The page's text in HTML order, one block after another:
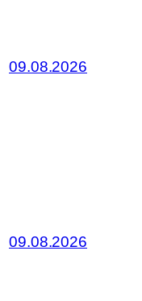
09.08.2026
09.08.2026